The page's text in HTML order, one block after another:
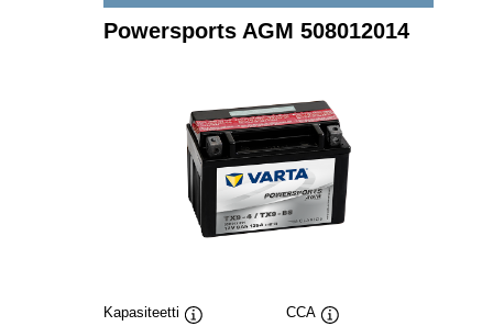
Powersports AGM 508012014
Kapasiteetti
CCA